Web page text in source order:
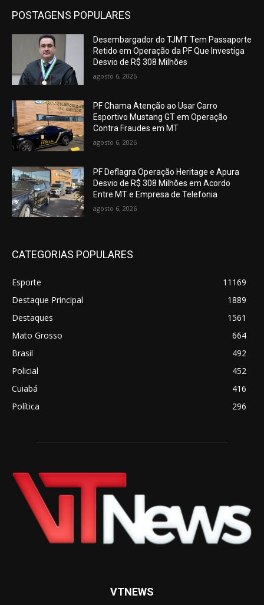
POSTAGENS POPULARES
Desembargador do TJMT Tem Passaporte
Retido em Operação da PF Que Investiga
Desvio de R$ 308 Milhões
agosto 6, 2026
PF Chama Atenção ao Usar Carro
Esportivo Mustang GT em Operação
Contra Fraudes em MT
agosto 6, 2026
PF Deflagra Operação Heritage e Apura
Desvio de R$ 308 Milhões em Acordo
Entre MT e Empresa de Telefonia
agosto 6, 2026
CATEGORIAS POPULARES
Esporte
11169
Destaque Principal
1889
Destaques
1561
Mato Grosso
664
Brasil
492
Policial
452
Cuiabá
416
Política
296
VTNEWS